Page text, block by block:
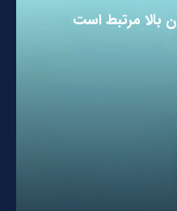
بالا مرتبط است